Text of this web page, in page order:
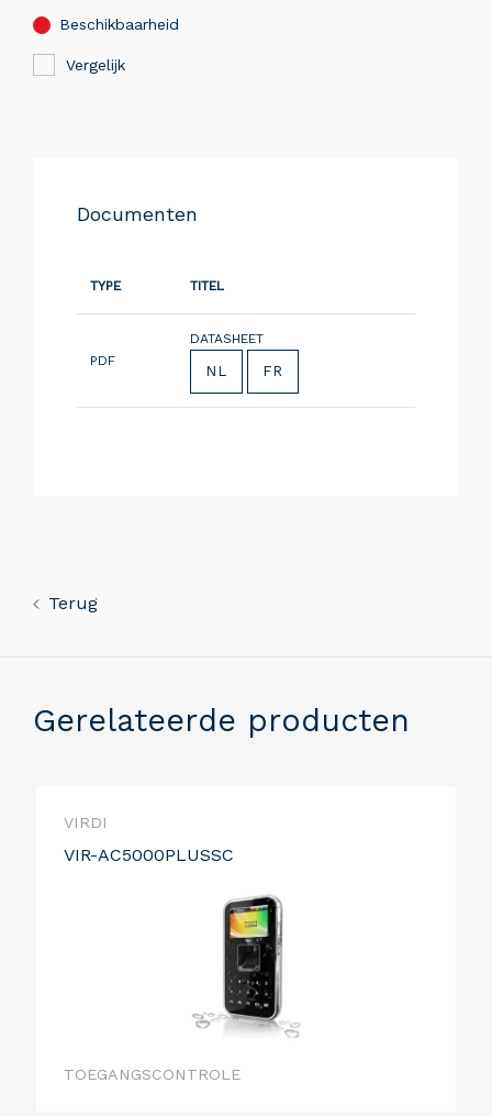
Beschikbaarheid
Vergelijk
Documenten
TYPE TITEL
PDF
DATASHEET
NL FR
Terug
Gerelateerde producten
VIRDI
VIR-AC5000PLUSSC
TOEGANGSCONTROLE